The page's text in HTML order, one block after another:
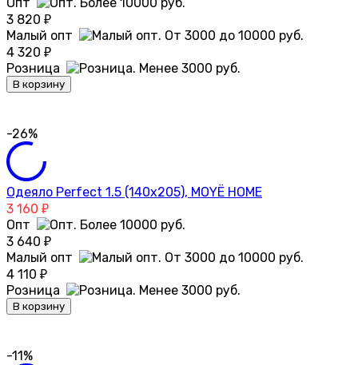
3 820 ₽
Малый опт
4 320 ₽
Розница
В корзину
-26%
Одеяло Perfect 1.5 (140х205), MOYЁ HOME
3 160 ₽
Опт
3 640 ₽
Малый опт
4 110 ₽
Розница
В корзину
-11%